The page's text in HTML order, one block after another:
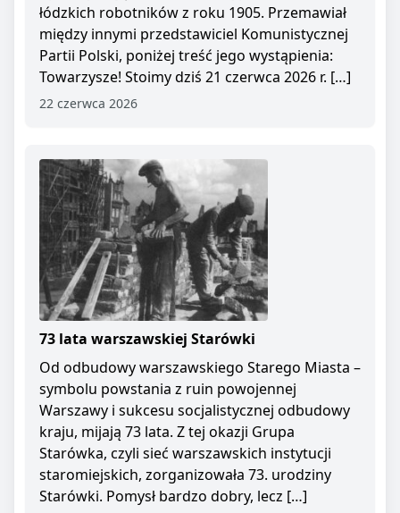
łódzkich robotników z roku 1905. Przemawiał
między innymi przedstawiciel Komunistycznej
Partii Polski, poniżej treść jego wystąpienia:
Towarzysze! Stoimy dziś 21 czerwca 2026 r. […]
22 czerwca 2026
73 lata warszawskiej Starówki
Od odbudowy warszawskiego Starego Miasta –
symbolu powstania z ruin powojennej
Warszawy i sukcesu socjalistycznej odbudowy
kraju, mijają 73 lata. Z tej okazji Grupa
Starówka, czyli sieć warszawskich instytucji
staromiejskich, zorganizowała 73. urodziny
Starówki. Pomysł bardzo dobry, lecz […]